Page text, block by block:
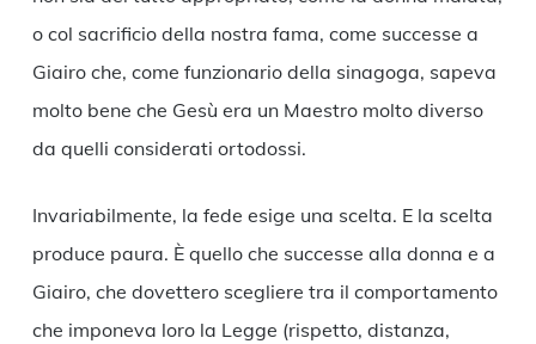
o col sacrificio della nostra fama, come successe a
Giairo che, come funzionario della sinagoga, sapeva
molto bene che Gesù era un Maestro molto diverso
da quelli considerati ortodossi.
Invariabilmente, la fede esige una scelta. E la scelta
produce paura. È quello che successe alla donna e a
Giairo, che dovettero scegliere tra il comportamento
che imponeva loro la Legge (rispetto, distanza,